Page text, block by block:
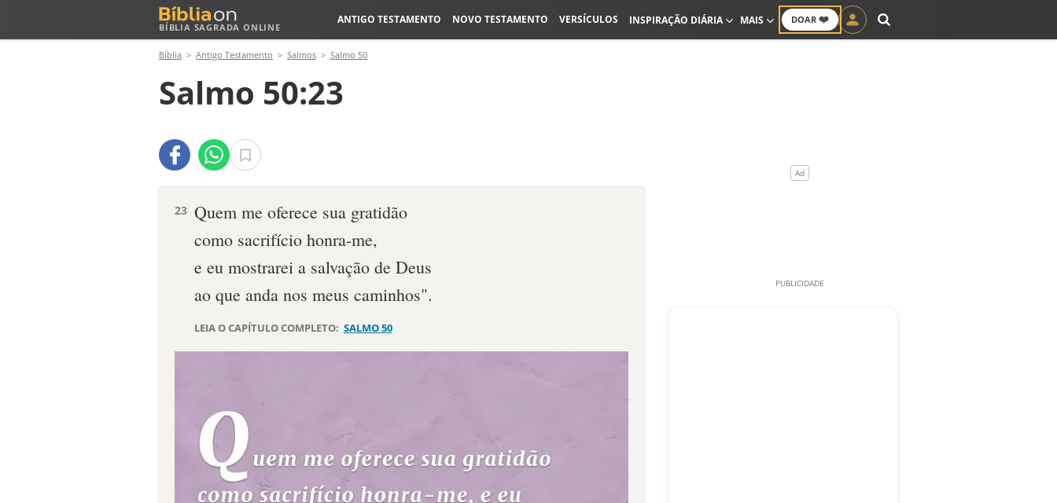
BÍBLIA SAGRADA ONLINE
DOAR ❤️
ANTIGO TESTAMENTO NOVO TESTAMENTO VERSÍCULOS INSPIRAÇÃO DIÁRIA MAIS
Bíblia Antigo Testamento Salmos Salmo 50
Salmo 50:23
23 Quem me oferece sua gratidão
como sacrifício honra-me,
e eu mostrarei a salvação de Deus
ao que anda nos meus caminhos".
LEIA O CAPÍTULO COMPLETO: SALMO 50